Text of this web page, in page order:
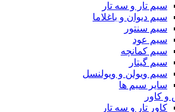
سیم تار و سه تار
سیم دیوان و باغلاما
سیم سنتور
سیم عود
سیم کمانچه
سیم گیتار
سیم ویولن و ویولنسل
سایر سیم ها
کاور
کاور تار و سه تار